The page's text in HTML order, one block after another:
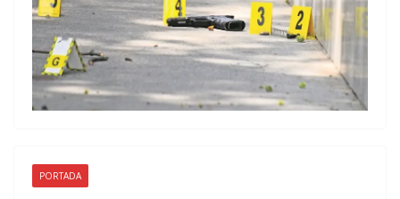
PORTADA